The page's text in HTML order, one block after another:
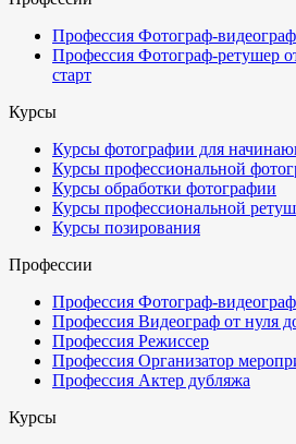
Профессия Фотограф-видеограф
Профессия Фотограф-ретушер
старт
Курсы
Курсы фотографии для
Курсы профессиональной
Курсы обработки фотографии
Курсы профессиональной
Курсы позирования
Профессии
Профессия Фотограф-видеограф
Профессия Видеограф от нуля
Профессия Режиссер
Профессия Организатор
Профессия Актер дубляжа
Курсы